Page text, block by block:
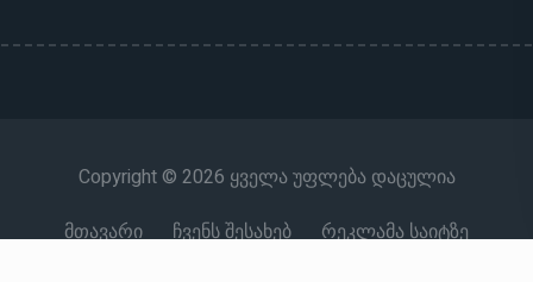
Copyright © 2026 ყველა უფლება დაცულია
მთავარი
ჩვენს შესახებ
რეკლამა საიტზე